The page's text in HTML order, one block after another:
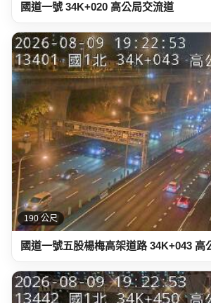
國道一號 34K+020 高公局交流道
190 公尺
國道一號五股楊梅高架道路 34K+043 高